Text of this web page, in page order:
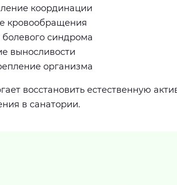
координации
кровообращения
синдрома
выносливости
организма
восстановить естественную
в санатории.